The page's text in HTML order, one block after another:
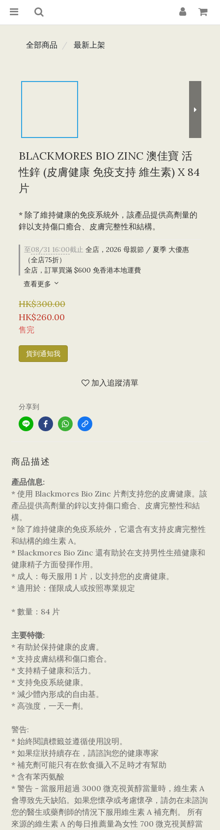
全部商品 最新上架
BLACKMORES BIO ZINC 澳佳寶 活
性鋅 (皮膚健康 免疫支持 維生素) X 84
片
* 除了維持健康的免疫系統外，該產品提供高劑量的
鋅以支持傷口癒合、皮膚完整性和結構。
至08/31 16:00截止 全店，2026 母親節 / 夏季 大優惠
（全店75折）
全店，訂單買滿 $600 免香港本地運費
查看更多
HK$300.00
HK$260.00
售完
貨到通知我
加入追蹤清單
分享到
商品描述
產品信息:
* 使用 Blackmores Bio Zinc 片劑支持您的皮膚健康。該
產品提供高劑量的鋅以支持傷口癒合、皮膚完整性和結
構。
* 除了維持健康的免疫系統外，它還含有支持皮膚完整性
和結構的維生素 A。
* Blackmores Bio Zinc 還有助於在支持男性生殖健康和
健康精子方面發揮作用。
* 成人：每天服用 1 片，以支持您的皮膚健康。
* 適用於：僅限成人或按照專業規定
* 數量：84 片
主要特徵:
* 有助於保持健康的皮膚。
* 支持皮膚結構和傷口癒合。
* 支持精子健康和活力。
* 支持免疫系統健康。
* 減少體內形成的自由基。
* 高強度，一天一劑。
警告:
* 始終閱讀標籤並遵循使用說明。
* 如果症狀持續存在，請諮詢您的健康專家
* 補充劑可能只有在飲食攝入不足時才有幫助
* 含有苯丙氨酸
* 警告 - 當服用超過 3000 微克視黃醇當量時，維生素 A
會導致先天缺陷。如果您懷孕或考慮懷孕，請勿在未諮詢
您的醫生或藥劑師的情況下服用維生素 A 補充劑。 所有
來源的維生素 A 的每日推薦量為女性 700 微克視黃醇當